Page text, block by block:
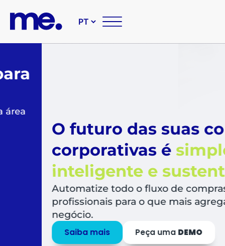
O futuro das suas
corporativas ésimples,
inteligente e sustentável
Automatize todo o fluxo de compras,
profissionais para o que mais agrega valor
Saiba mais Peça umaDEMO